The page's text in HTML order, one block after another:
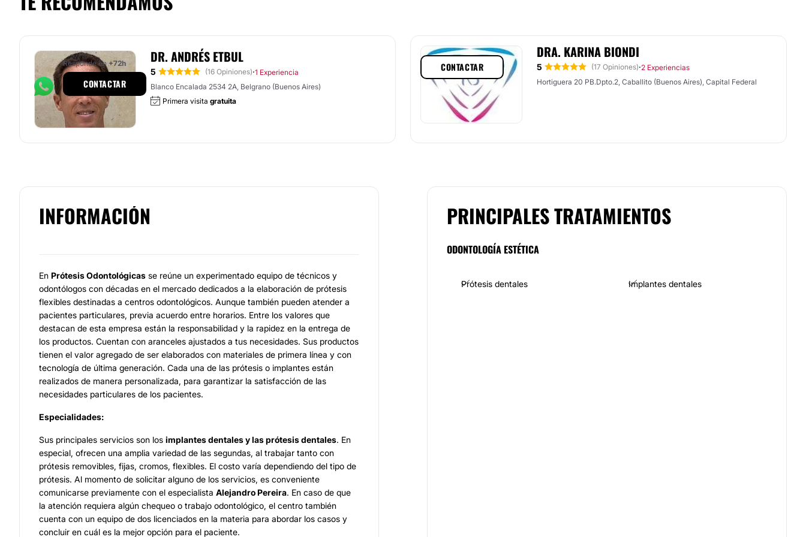
DR. ANDRÉS ETBUL
5 (16 Opiniones)·1 Experiencia
Blanco Encalada 2534 2A, Belgrano (Buenos Aires)
Primera visita gratuita
Responde en+72h
CONTACTAR
DRA. KARINA BIONDI
5 (17 Opiniones)·2 Experiencias
Hortiguera 20 PB.Dpto.2, Caballito (Buenos Aires), Capital Federal
CONTACTAR
INFORMACIÓN
En Prótesis Odontológicas se reúne un experimentado equipo de técnicos y
odontólogos con décadas en el mercado dedicados a la elaboración de prótesis
flexibles destinadas a centros odontológicos. Aunque también pueden atender a
pacientes particulares, previa acuerdo entre horarios. Entre los valores que
destacan de esta empresa están la responsabilidad y la rapidez en la entrega de
los productos. Cuentan con aranceles ajustados a tus necesidades. Sus productos
tienen el valor agregado de ser elaborados con materiales de primera línea y con
tecnología de última generación. Cada una de las prótesis o implantes están
realizados de manera personalizada, para garantizar la satisfacción de las
necesidades particulares de los pacientes.
Especialidades:
Sus principales servicios son los implantes dentales y las prótesis dentales. En
especial, ofrecen una amplia variedad de las segundas, al trabajar tanto con
prótesis removibles, fijas, cromos, flexibles. El costo varía dependiendo del tipo de
prótesis. Al momento de solicitar alguno de los servicios, es conveniente
comunicarse previamente con el especialista Alejandro Pereira. En caso de que
la atención requiera algún chequeo o trabajo odontológico, el centro también
cuenta con un equipo de dos licenciados en la materia para abordar los casos y
concluir en cuál es la mejor opción para el paciente.
PRINCIPALES TRATAMIENTOS
ODONTOLOGÍA ESTÉTICA
Prótesis dentales Implantes dentales